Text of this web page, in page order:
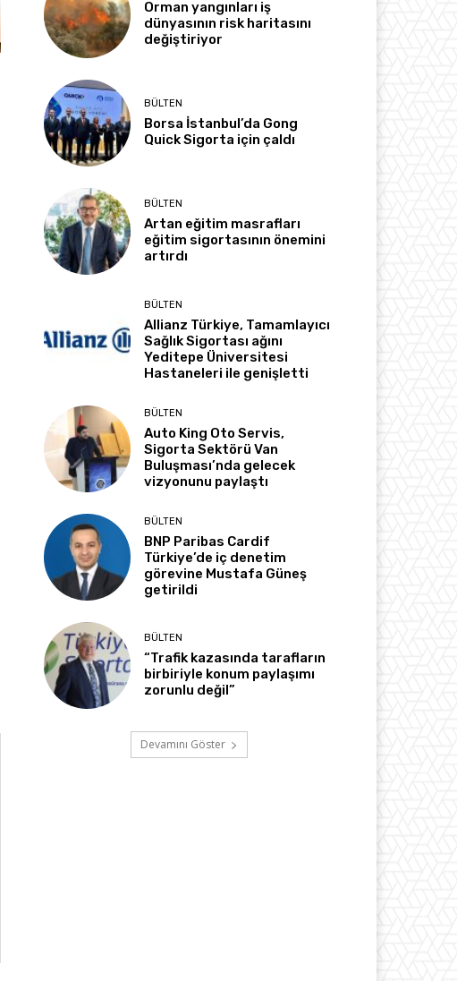
Orman yangınları iş
dünyasının risk haritasını
değiştiriyor
BÜLTEN
Borsa İstanbul’da Gong
Quick Sigorta için çaldı
BÜLTEN
Artan eğitim masrafları
eğitim sigortasının önemini
artırdı
BÜLTEN
Allianz Türkiye, Tamamlayıcı
Sağlık Sigortası ağını
Yeditepe Üniversitesi
Hastaneleri ile genişletti
BÜLTEN
Auto King Oto Servis,
Sigorta Sektörü Van
Buluşması’nda gelecek
vizyonunu paylaştı
BÜLTEN
BNP Paribas Cardif
Türkiye’de iç denetim
görevine Mustafa Güneş
getirildi
BÜLTEN
“Trafik kazasında tarafların
birbiriyle konum paylaşımı
zorunlu değil”
Devamını Göster